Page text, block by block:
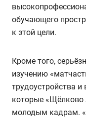
обучающего
к этой цели.
Кроме того,
изучению
трудоустройства
которые «Щёлково
молодым кадрам.